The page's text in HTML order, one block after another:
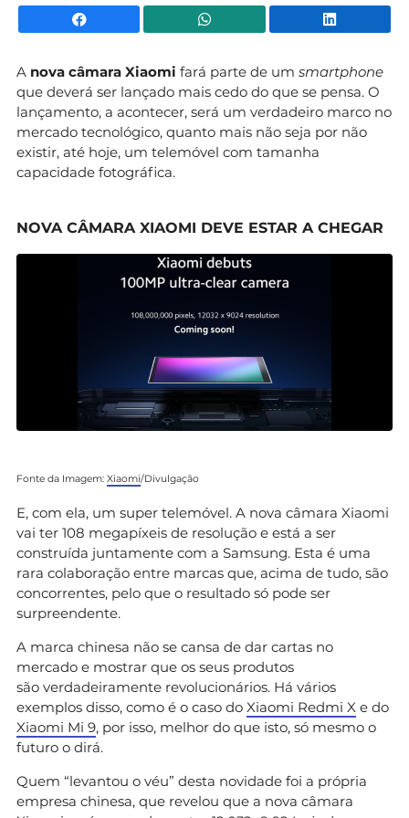
Facebook WhatsApp
A nova câmara Xiaomi fará parte de um smartphone
que deverá ser lançado mais cedo do que se pensa. O
lançamento, a acontecer, será um verdadeiro marco no
mercado tecnológico, quanto mais não seja por não
existir, até hoje, um telemóvel com tamanha
capacidade fotográfica.
NOVA CÂMARA XIAOMI DEVE ESTAR A CHEGAR
Fonte da Imagem: Xiaomi/Divulgação
E, com ela, um super telemóvel. A nova câmara Xiaomi
vai ter 108 megapíxeis de resolução e está a ser
construída juntamente com a Samsung. Esta é uma
rara colaboração entre marcas que, acima de tudo, são
concorrentes, pelo que o resultado só pode ser
surpreendente.
A marca chinesa não se cansa de dar cartas no
mercado e mostrar que os seus produtos
são verdadeiramente revolucionários. Há vários
exemplos disso, como é o caso do Xiaomi Redmi X e do
Xiaomi Mi 9, por isso, melhor do que isto, só mesmo o
futuro o dirá.
Quem “levantou o véu” desta novidade foi a própria
empresa chinesa, que revelou que a nova câmara